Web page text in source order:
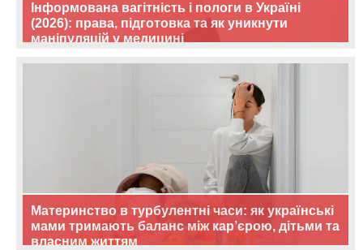
Інформована вагітність і пологи в Україні
(2026): права, підготовка та як уникнути
маніпуляцій у медицині
Материнство в турбулентні часи: як українські
мами тримають баланс між кар’єрою, дітьми та
власним життям